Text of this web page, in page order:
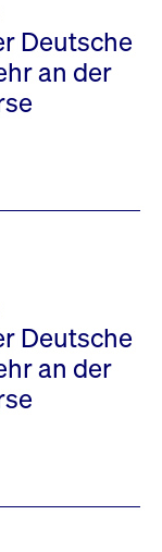
Deutsche
an der
Deutsche
an der